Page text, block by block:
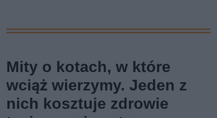
Mity o kotach, w które
wciąż wierzymy. Jeden z
nich kosztuje zdrowie